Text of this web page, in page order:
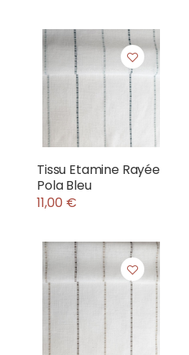
Tissu Etamine Rayée
Pola Bleu
11,00 €